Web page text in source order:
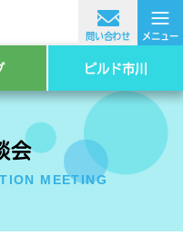
≡
メニュー
問い合わせ
ビルド市川
会
MEETING